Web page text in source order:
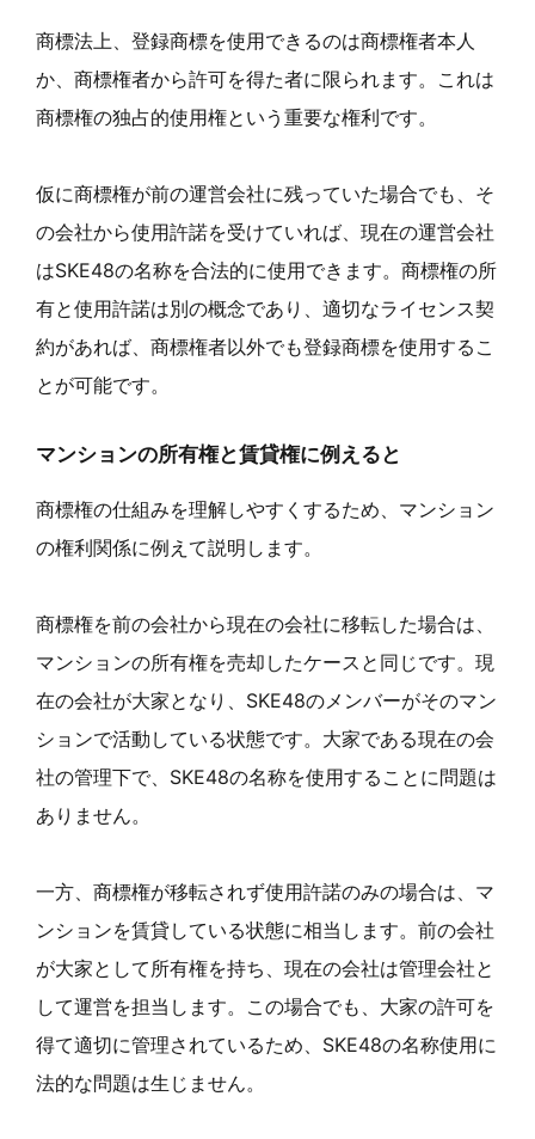
商標法上、登録商標を使用できるのは商標権者本人
か、商標権者から許可を得た者に限られます。これは
商標権の独占的使用権という重要な権利です。
仮に商標権が前の運営会社に残っていた場合でも、そ
の会社から使用許諾を受けていれば、現在の運営会社
はSKE48の名称を合法的に使用できます。商標権の所
有と使用許諾は別の概念であり、適切なライセンス契
約があれば、商標権者以外でも登録商標を使用するこ
とが可能です。
マンションの所有権と賃貸権に例えると
商標権の仕組みを理解しやすくするため、マンション
の権利関係に例えて説明します。
商標権を前の会社から現在の会社に移転した場合は、
マンションの所有権を売却したケースと同じです。現
在の会社が大家となり、SKE48のメンバーがそのマン
ションで活動している状態です。大家である現在の会
社の管理下で、SKE48の名称を使用することに問題は
ありません。
一方、商標権が移転されず使用許諾のみの場合は、マ
ンションを賃貸している状態に相当します。前の会社
が大家として所有権を持ち、現在の会社は管理会社と
して運営を担当します。この場合でも、大家の許可を
得て適切に管理されているため、SKE48の名称使用に
法的な問題は生じません。